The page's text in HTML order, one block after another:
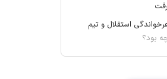
استقلال و تیم
بود؟